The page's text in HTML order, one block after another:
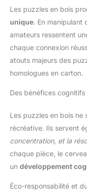
Les puzzles en bois
unique. En manipulant
amateurs ressentent
chaque connexion
atouts majeurs des
homologues en carton.
Des bénéfices
Les puzzles en bois ne
récréative. Ils servent
concentration, et la
chaque pièce, le
un développement
Éco-responsabilité et